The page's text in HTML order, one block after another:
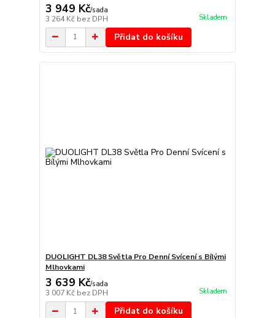
3 949 Kč/sada
3 264 Kč bez DPH Skladem
Přidat do košíku
DUOLIGHT DL38 Světla Pro Denní Svícení s Bílými
Mlhovkami
3 639 Kč/sada
3 007 Kč bez DPH Skladem
Přidat do košíku